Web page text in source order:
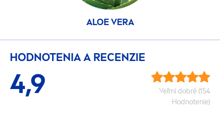
ALOE VERA
HODNOTENIA A RECENZIE
4,9
Veľmi dobré (154
Hodnotenie)